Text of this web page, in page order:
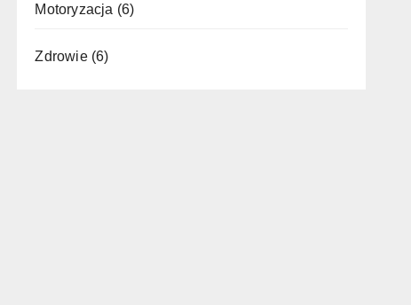
Motoryzacja (6)
Zdrowie(6)